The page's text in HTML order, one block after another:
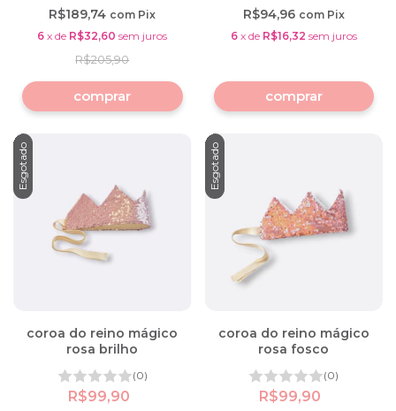
R$205,90
R$189,74 com Pix
6 xde R$32,60 sem juros
comprar
R$94,96 com Pix
6 x de R$16,32 sem juros
Esgotado
coroa do reino mágico
rosa brilho
(0)
R$99,90
Esgotado
coroa do reino mágico
rosa fosco
(0)
R$99,90